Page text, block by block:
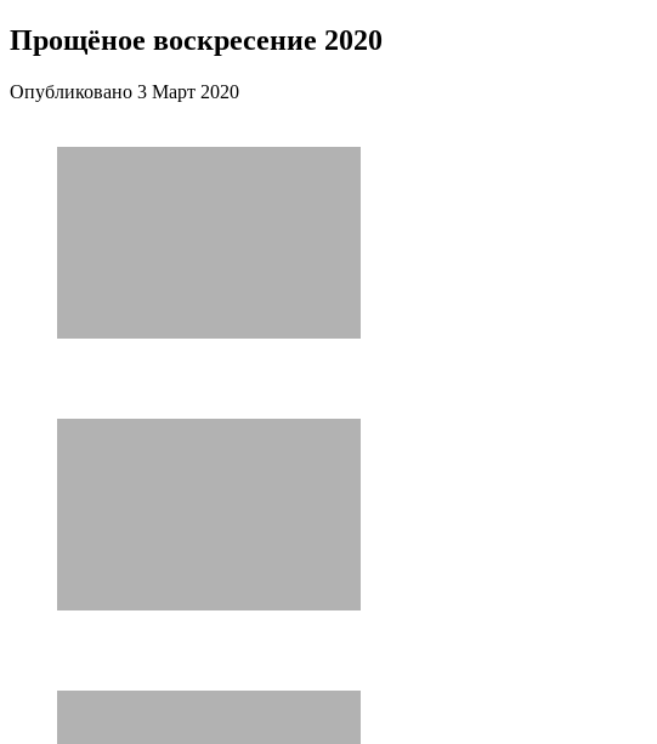
Прощёное воскресение 2020
Опубликовано 3 Март 2020